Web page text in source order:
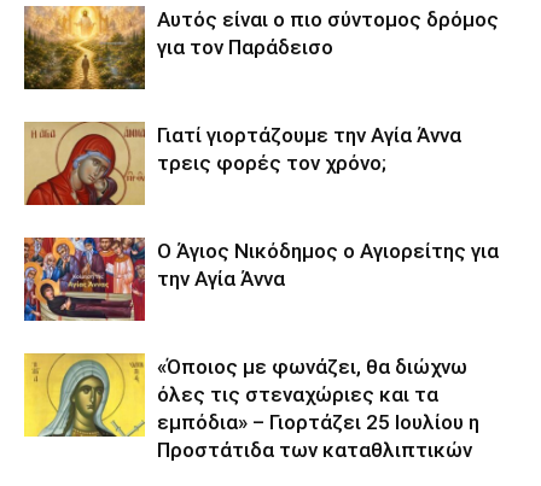
Αυτός είναι ο πιο σύντομος δρόμος
για τον Παράδεισο
Γιατί γιορτάζουμε την Αγία Άννα
τρεις φορές τον χρόνο;
Ο Άγιος Νικόδημος ο Αγιορείτης για
την Αγία Άννα
«Όποιος με φωνάζει, θα διώχνω
όλες τις στεναχώριες και τα
εμπόδια» – Γιορτάζει 25 Ιουλίου η
Προστάτιδα των καταθλιπτικών